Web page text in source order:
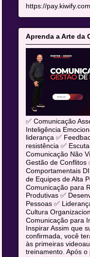
https://
Aprenda a Arte da
✅ Comunicação
Inteligência
liderança ✅
resistência ✅
Comunicação Não
Gestão de Conflitos
Comportamentais
de Equipes de Alta
Comunicação para
Produtivas ✅
Pessoas ✅
Cultura
Comunicação para
Inspirar Assim que
confirmada, você
às primeiras
treinamento. Após o